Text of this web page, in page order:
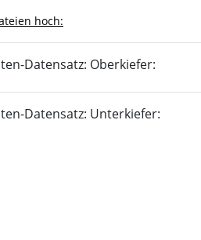
hoch:
Datensatz: Oberkiefer:
Datensatz: Unterkiefer: